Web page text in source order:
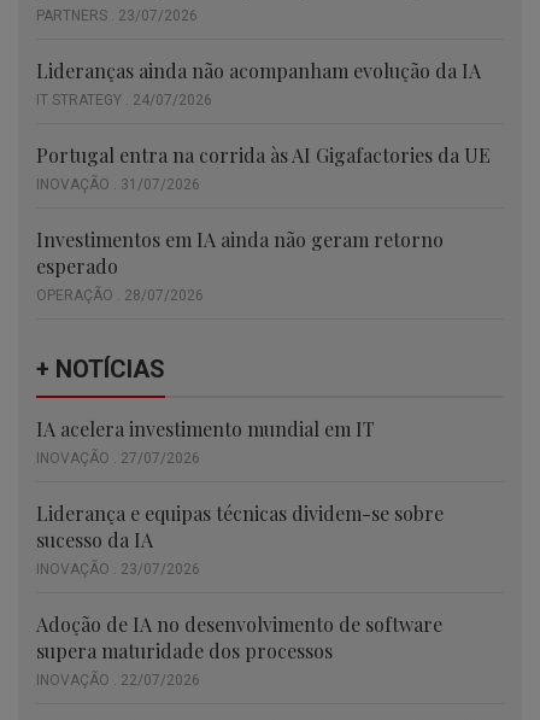
PARTNERS . 23/07/2026
Lideranças ainda não acompanham evolução da IA
IT STRATEGY . 24/07/2026
Portugal entra na corrida às AI Gigafactories da UE
INOVAÇÃO . 31/07/2026
Investimentos em IA ainda não geram retorno
esperado
OPERAÇÃO . 28/07/2026
+ NOTÍCIAS
IA acelera investimento mundial em IT
INOVAÇÃO . 27/07/2026
Liderança e equipas técnicas dividem-se sobre
sucesso da IA
INOVAÇÃO . 23/07/2026
Adoção de IA no desenvolvimento de software
supera maturidade dos processos
INOVAÇÃO . 22/07/2026